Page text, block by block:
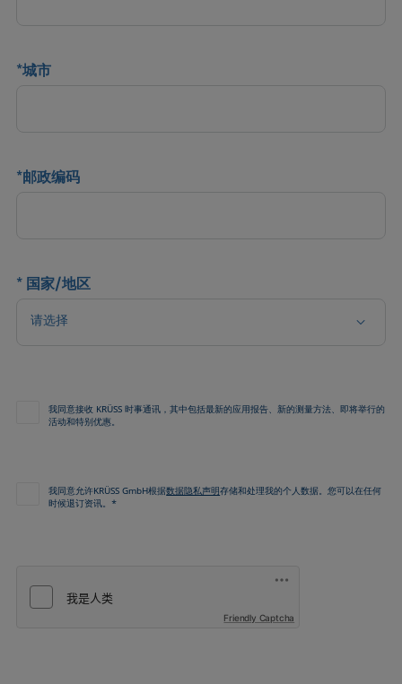
*城市
*邮政编码
* 国家/地区
请选择
我同意接收 KRÜSS 时事通讯，其中包括最新的应用报告、新的测量方法、即将举行的
活动和特别优惠。
我同意允许KRÜSS GmbH根据数据隐私声明存储和处理我的个人数据。您可以在任何
时候退订资讯。*
Friendly Captcha